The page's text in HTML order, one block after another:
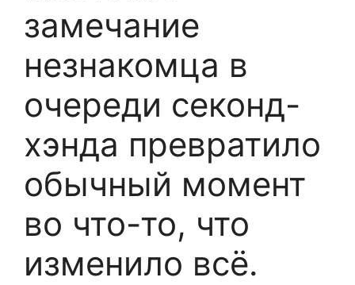
замечание
незнакомца в
очереди секонд-
хэнда превратило
обычный момент
во что-то, что
изменило всё.